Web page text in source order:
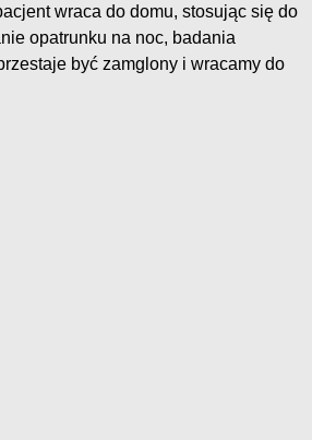
wraca do domu, stosując się do
opatrunku na noc, badania
być zamglony i wracamy do